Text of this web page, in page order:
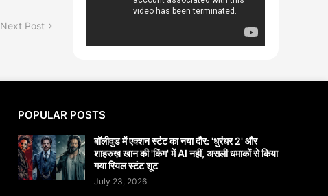
Next Post
POPULAR POSTS
बॉलीवुड में एक्शन स्टंट का नया दौर: 'धुरंधर 2' और
शाहरुख़ खान की 'किंग' में AI नहीं, असली धमाकों से किया
गया रियल स्टंट शूट
July 23, 2026